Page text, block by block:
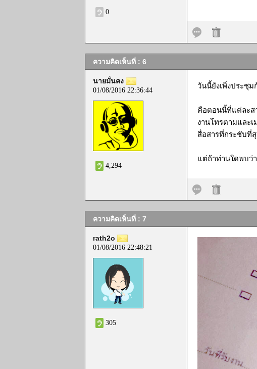
0
ความคิดเห็นที่ : 6
นายมั่นคง
01/08/2016 22:36:44
4,294
วันนี้ยังเพิ่งประชุม
คือตอนนี้ที่แต่ละส
งานโทรตามและ
สื่อสารที่กระชับที่
แต่ถ้าท่านใดพบว่
ความคิดเห็นที่ : 7
rath2o
01/08/2016 22:48:21
305